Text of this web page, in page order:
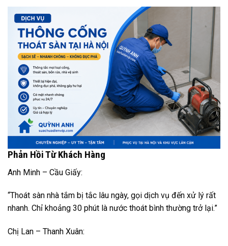
Phản Hồi Từ Khách Hàng
Anh Minh – Cầu Giấy:
“Thoát sàn nhà tắm bị tắc lâu ngày, gọi dịch vụ đến xử lý rất
nhanh. Chỉ khoảng 30 phút là nước thoát bình thường trở lại.”
Chị Lan – Thanh Xuân: